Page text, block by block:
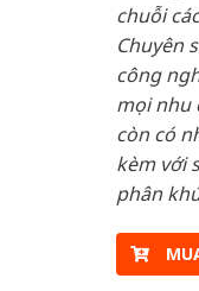
chuỗi
Chuyên
công
mọi nhu
còn có
kèm với
phân